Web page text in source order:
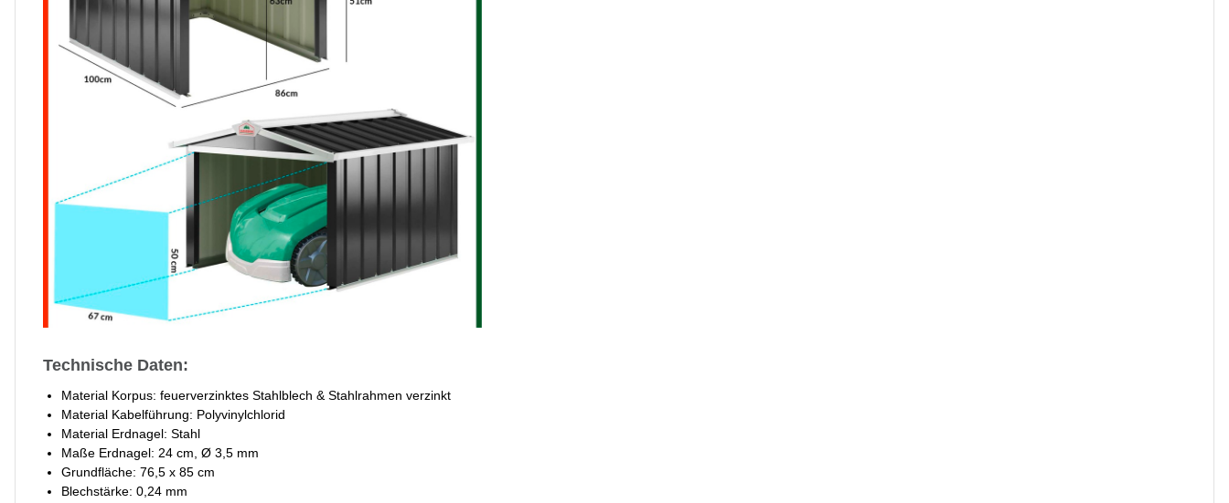
Technische Daten:
Material Korpus: feuerverzinktes Stahlblech & Stahlrahmen verzinkt
Material Kabelführung: Polyvinylchlorid
Material Erdnagel: Stahl
Maße Erdnagel: 24 cm, Ø 3,5 mm
Grundfläche: 76,5 x 85 cm
Blechstärke: 0,24 mm